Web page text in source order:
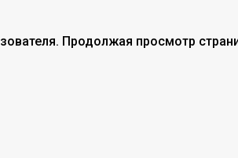
Продолжая просмотр